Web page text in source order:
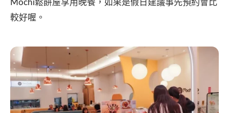
Mochi鬆餅屋享用晚餐，如果是假日建議事先預約會比
較好喔。